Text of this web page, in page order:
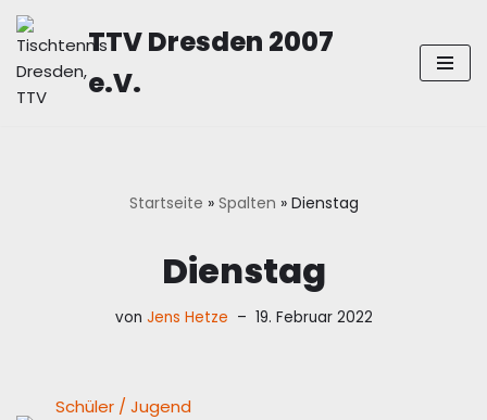
Zum
Inhalt
springen
TTV Dresden 2007
e.V.
Startseite » Spalten » Dienstag
Dienstag
von Jens Hetze 19. Februar 2022
Schüler / Jugend